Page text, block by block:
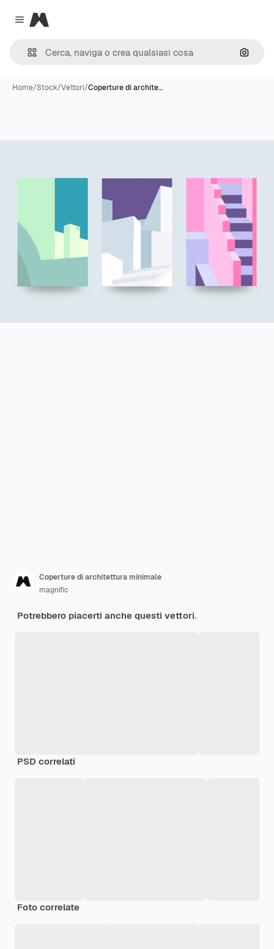
Close menu
Magnific
Cerca
Home/Stock/Vettori/Coperture di archite…
Coperture di architettura minimale
magnific
Potrebbero piacerti anche questi vettori.
PSD correlati
Foto correlate